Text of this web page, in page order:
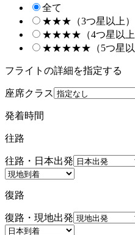
全て
★★★（3つ星以上）
★★★★（4つ星以上
★★★★★（5つ星以
フライトの詳細を指定する
座席クラス
発着時間
往路
往路・日本出発
復路
復路・現地出発